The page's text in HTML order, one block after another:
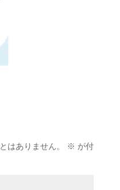
はありません。 ※ が付